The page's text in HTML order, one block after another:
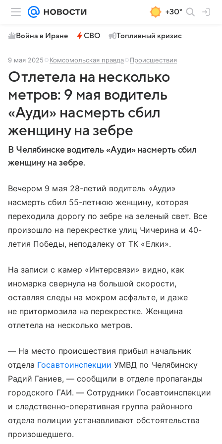
+30°
Война в Иране СВО Топливный кризис
9 мая 2025 Комсомольская правда Происшествия
Отлетела на несколько
метров: 9 мая водитель
«Ауди» насмерть сбил
женщину на зебре
В Челябинске водитель «Ауди» насмерть сбил
женщину на зебре.
Вечером 9 мая 28-летий водитель «Ауди»
насмерть сбил 55-летнюю женщину, которая
переходила дорогу по зебре на зеленый свет. Все
произошло на перекрестке улиц Чичерина и 40-
летия Победы, неподалеку от ТК «Елки».
На записи с камер «Интерсвязи» видно, как
иномарка свернула на большой скорости,
оставляя следы на мокром асфальте, и даже
не притормозила на перекрестке. Женщина
отлетела на несколько метров.
— На место происшествия прибыл начальник
отдела Госавтоинспекции УМВД по Челябинску
Радий Ганиев, — сообщили в отделе пропаганды
городского ГАИ. — Сотрудники Госавтоинспекции
и следственно-оперативная группа районного
отдела полиции устанавливают обстоятельства
произошедшего.